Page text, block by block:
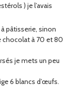
) je l’avais
pâtisserie, sinon
chocolat à 70 et 80
je mets un peu
6 blancs d’œufs.